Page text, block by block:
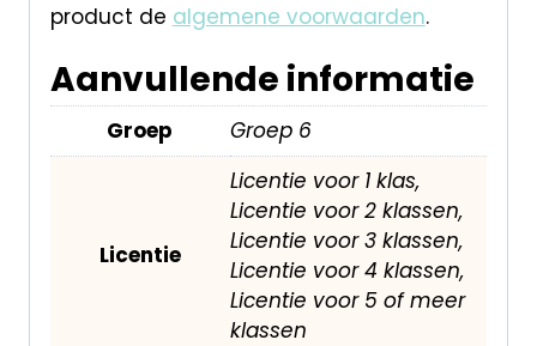
product de algemene voorwaarden.
Aanvullende informatie
Groep Groep 6
Licentie
Licentie voor 1 klas,
Licentie voor 2 klassen,
Licentie voor 3 klassen,
Licentie voor 4 klassen,
Licentie voor 5 of meer
klassen